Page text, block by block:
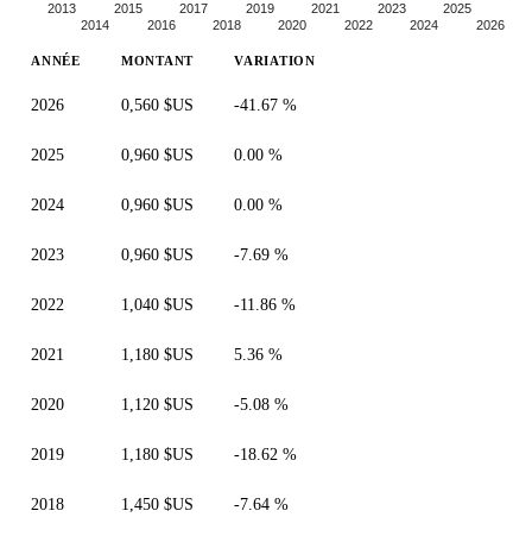
2013
2014
2015
2016
2017
2018
2019
2020
2021
2022
2023
2024
2025
2026
ANNÉE MONTANT VARIATION
2026 0,560 $US -41.67 %
2025 0,960 $US 0.00 %
2024 0,960 $US 0.00 %
2023 0,960 $US -7.69 %
2022 1,040 $US -11.86 %
2021 1,180 $US 5.36 %
2020 1,120 $US -5.08 %
2019 1,180 $US -18.62 %
2018 1,450 $US -7.64 %